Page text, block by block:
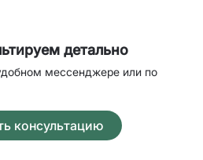
детально
мессенджере или по
консультацию